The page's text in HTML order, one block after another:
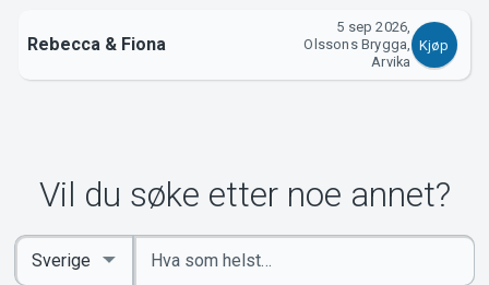
Rebecca & Fiona
5 sep 2026,
Olssons Brygga,
Arvika
Kjøp
Vil du søke etter noe annet?
Angi
nøkkelord
Select
Country